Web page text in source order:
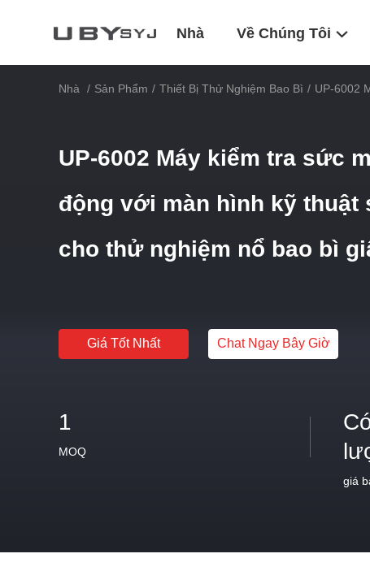
Nhà Về Chúng Tôi
Nhà / Sản Phẩm / Thiết Bị Thử Nghiệm Bao Bì / UP-6002
UP-6002 Máy kiểm tra sức
động với màn hình kỹ thuật
cho thử nghiệm nổ bao bì
Giá Tốt Nhất Chat Ngay Bây Giờ
1
MOQ
giá